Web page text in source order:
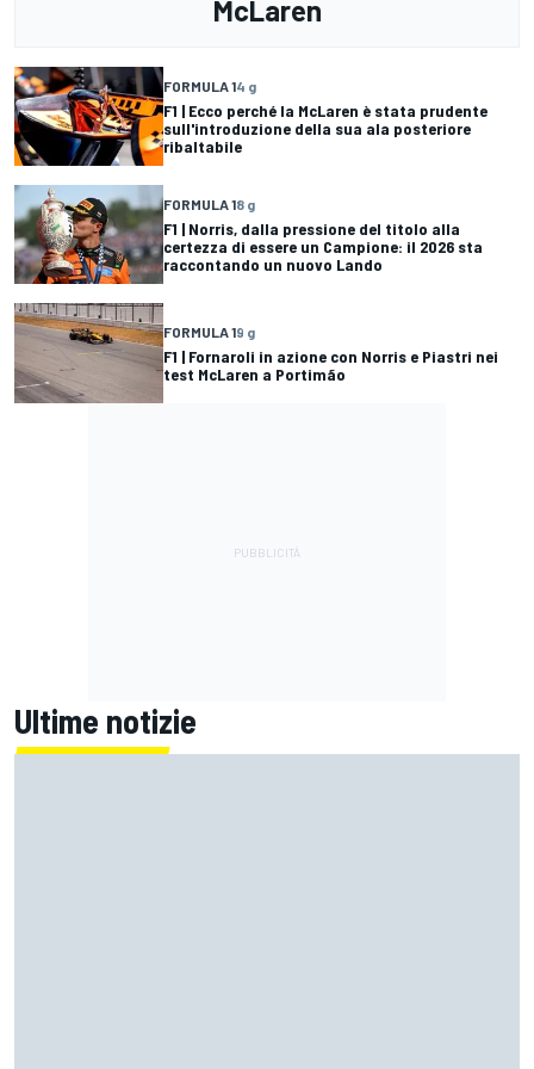
McLaren
FORMULA 14 g
F1 | Ecco perché la McLaren è stata prudente
sull'introduzione della sua ala posteriore
ribaltabile
FORMULA 18 g
F1 | Norris, dalla pressione del titolo alla
certezza di essere un Campione: il 2026 sta
raccontando un nuovo Lando
FORMULA 19 g
F1 | Fornaroli in azione con Norris e Piastri nei
test McLaren a Portimão
Ultime notizie